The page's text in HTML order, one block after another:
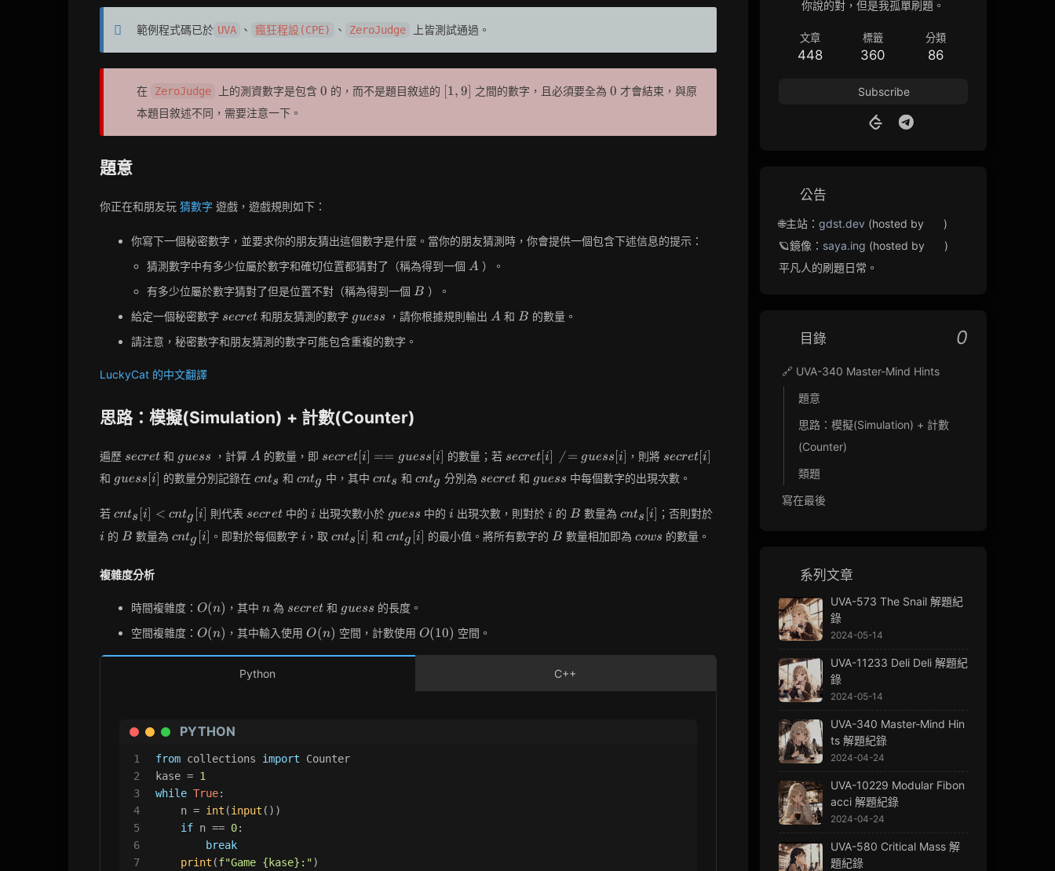
範例程式碼已於 UVA 、 瘋狂程設(CPE) 、 ZeroJudge 上皆測試通過。
在 ZeroJudge 上的測資數字是包含 0
0 的，而不是題目敘述的 [1,
9]
1, 9 之間的數字，且必須要全為 0
0 才會結束，與原
本題目敘述不同，需要注意一下。
題意
你正在和朋友玩 猜數字 遊戲，遊戲規則如下：
你寫下一個秘密數字，並要求你的朋友猜出這個數字是什麼。當你的朋友猜測時，你會提供一個包含下述信息的提示：
猜測數字中有多少位屬於數字和確切位置都猜對了（稱為得到一個 A
A ）。
有多少位屬於數字猜對了但是位置不對（稱為得到一個 B
B ）。
給定一個秘密數字 secret
secret 和朋友猜測的數字 guess
guess ，請你根據規則輸出 A
A 和 B
B 的數量。
請注意，秘密數字和朋友猜測的數字可能包含重複的數字。
LuckyCat 的中文翻譯
思路：模擬(Simulation) + 計數(Counter)
遍歷 secret
secret 和 guess
guess ，計算 A
A 的數量，即 secret[i]
==
guess[i]
secret[ i == guess i 的數量；若 secret[i]
\neq
guess[i]
secret i = guess i ，則將 secret[i]
secret [i
和 guess[i]
guess i 的數量分別記錄在 cnt_s
cnts 和 cnt_g
cntg 中，其中 cnt_s
cnts 和 cnt_g
cntg 分別為 secret
secret 和 guess
guess 中每個數字的出現次數。
若 cnt_s[i]
cnt_g[i]
cnts i < cntg [i 則代表 secret
secret中的 i
i 出現次數小於 guess
guess 中的i
i 出現次數，則對於i
i 的 B
B 數量為cnt_s[i]
cnts [i ；否則對於
i 的 B
B 數量為 cnt_g[i]
cntg i 。即對於每個數字 i
i ，取 cnt_s[i]
cnts i 和 cnt_g[i]
cntg i 的最小值。將所有數字的 B
B 數量相加即為 cows
cows 的數量。
複雜度分析
時間複雜度： O(n)
O(n) ，其中n
n 為 secret
secret和 guess
guess 的長度。
空間複雜度： O(n)
O(n) ，其中輸入使用O(n)
O(n) 空間，計數使用 O(10)
O(10) 空間。
Python C++
PYTHON
1
2
3
4
5
6
7
from collections import Counter
kase = 1
while True:
    n =
int (input ())
if n == 0:
break
print (f"Game {kase} :")
你說的對，但是我孤單刷題。
文章
448
標籤
360
分類
86
Subscribe
公告
🌐主站： gdst.dev (hosted by
)
🪐鏡像： saya.ing (hosted by
)
平凡人的刷題日常。
目錄 0
🔗 UVA-340 Master-Mind Hints
題意
思路：模擬(Simulation) + 計數
(Counter)
類題
寫在最後
系列文章
UVA-573 The Snail 解題紀
錄
2024-05-14
UVA-11233 Deli Deli 解題紀
錄
2024-05-14
UVA-340 Master-Mind Hin
ts 解題紀錄
2024-04-24
UVA-10229 Modular Fibon
acci 解題紀錄
2024-04-24
UVA-580 Critical Mass 解
題紀錄